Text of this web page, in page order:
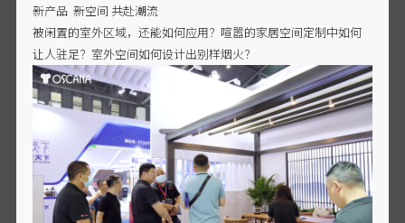
新产品 新空间 共赴潮流
被闲置的室外区域，还能如何应用？喧嚣的家居空间定制中如何
让人驻足？室外空间如何设计出别样烟火？